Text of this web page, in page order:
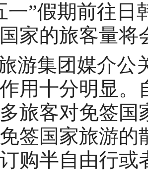
一”假期前往
家的旅客量将
游集团媒介公
用十分明显。
旅客对免签
签国家旅游的
购半自由行或